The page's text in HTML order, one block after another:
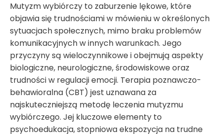
Mutyzm wybiórczy to zaburzenie lękowe, które
objawia się trudnościami w mówieniu w określonych
sytuacjach społecznych, mimo braku problemów
komunikacyjnych w innych warunkach. Jego
przyczyny są wieloczynnikowe i obejmują aspekty
biologiczne, neurologiczne, środowiskowe oraz
trudności w regulacji emocji. Terapia poznawczo-
behawioralna (CBT) jest uznawana za
najskuteczniejszą metodę leczenia mutyzmu
wybiórczego. Jej kluczowe elementy to
psychoedukacja, stopniowa ekspozycja na trudne